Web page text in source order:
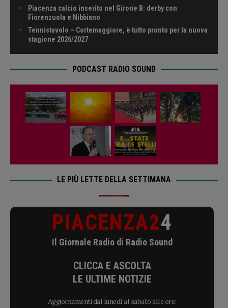
Piacenza calcio inserito nel Girone B: derby con
Fiorenzuola e Nibbiano
Tennistavolo – Cortemaggiore, è tutto pronto per la nuova
stagione 2026/2027
PODCAST RADIO SOUND
LE PIÙ LETTE DELLA SETTIMANA
PIACENZA24
Il Giornale Radio di Radio Sound
CLICCA E ASCOLTA
LE ULTIME NOTIZIE
Aggiornamenti dal lunedì al sabato alle ore: